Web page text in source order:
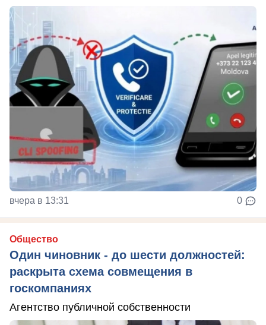
вчера в 13:31 0
Общество
Один чиновник - до шести должностей:
раскрыта схема совмещения в
госкомпаниях
Агентство публичной собственности